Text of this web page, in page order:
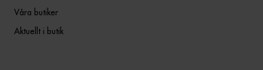
Våra butiker
Aktuellt i butik